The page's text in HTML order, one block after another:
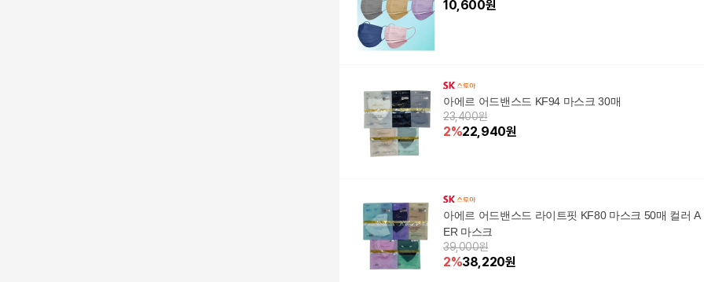
10,600원
아에르 어드밴스드 KF94 마스크 30매
23,400원
2%22,940원
아에르 어드밴스드 라이트핏 KF80 마스크 50매 컬러 A
ER 마스크
39,000원
2%38,220원